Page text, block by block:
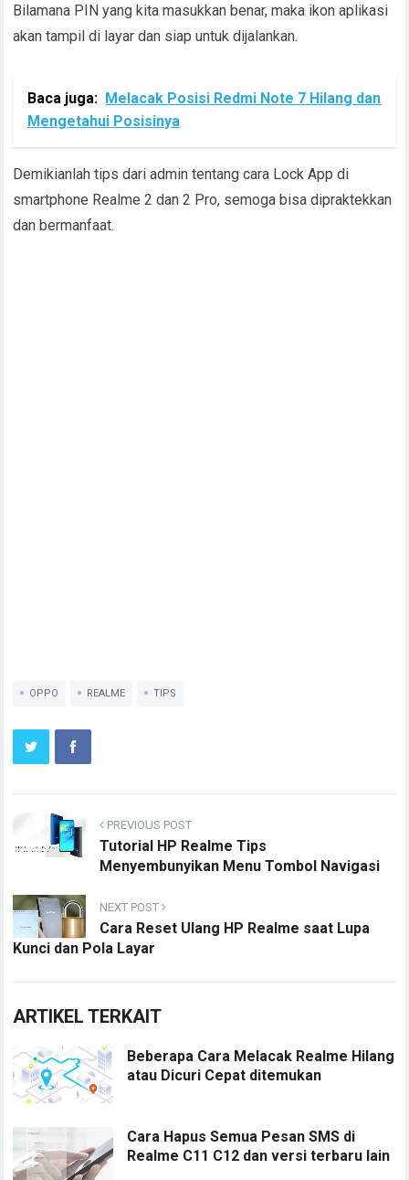
Bilamana PIN yang kita masukkan benar, maka ikon aplikasi
akan tampil di layar dan siap untuk dijalankan.
Baca juga: Melacak Posisi Redmi Note 7 Hilang dan
Mengetahui Posisinya
Demikianlah tips dari admin tentang cara Lock App di
smartphone Realme 2 dan 2 Pro, semoga bisa dipraktekkan
dan bermanfaat.
OPPO REALME TIPS
PREVIOUS POST
Tutorial HP Realme Tips
Menyembunyikan Menu Tombol Navigasi
NEXT POST
Cara Reset Ulang HP Realme saat Lupa
Kunci dan Pola Layar
ARTIKEL TERKAIT
Beberapa Cara Melacak Realme Hilang
atau Dicuri Cepat ditemukan
Cara Hapus Semua Pesan SMS di
Realme C11 C12 dan versi terbaru lain